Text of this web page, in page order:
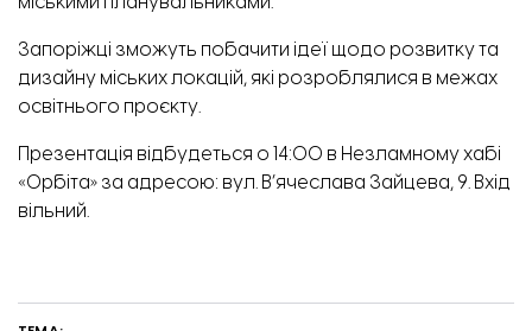
Запоріжці зможуть побачити ідеї щодо розвитку та
дизайну міських локацій, які розроблялися в межах
освітнього проєкту.
Презентація відбудеться о 14:00 в Незламному хабі
«Орбіта» за адресою: вул. В’ячеслава Зайцева, 9. Вхід
вільний.